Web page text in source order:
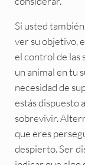
Si usted
ver su objetivo,
el control de las
un animal en tu
necesidad de
estás dispuesto
sobrevivir.
que eres
despierto. Ser